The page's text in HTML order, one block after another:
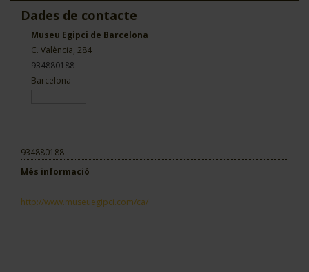
Dades de contacte
Museu Egipci de Barcelona
C. València, 284
934880188
Barcelona
934880188
Més informació
http://www.museuegipci.com/ca/